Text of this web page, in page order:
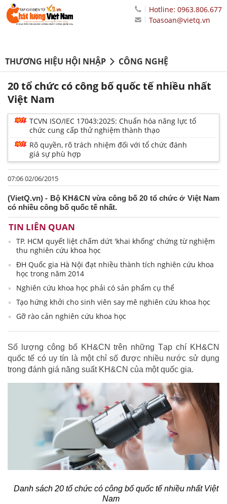
Hotline: 0963.806.677
Toasoan@vietq.vn
THƯƠNG HIỆU HỘI NHẬP CÔNG NGHỆ
20 tổ chức có công bố quốc tế nhiều nhất
Việt Nam
TCVN ISO/IEC 17043:2025: Chuẩn hóa năng lực tổ
chức cung cấp thử nghiệm thành thạo
Rõ quyền, rõ trách nhiệm đối với tổ chức đánh
giá sự phù hợp
07:06 02/06/2015
(VietQ.vn) - Bộ KH&CN vừa công bố 20 tổ chức ở Việt Nam
có nhiều công bố quốc tế nhất.
TIN LIÊN QUAN
TP. HCM quyết liệt chấm dứt 'khai khống' chứng từ nghiệm
thu nghiên cứu khoa học
ĐH Quốc gia Hà Nội đạt nhiều thành tích nghiên cứu khoa
học trong năm 2014
Nghiên cứu khoa học phải có sản phẩm cụ thể
Tạo hứng khởi cho sinh viên say mê nghiên cứu khoa học
Gỡ rào cản nghiên cứu khoa học
Số lượng công bố KH&CN trên những Tạp chí KH&CN
quốc tế có uy tín là một chỉ số được nhiều nước sử dụng
trong đánh giá năng suất KH&CN của một quốc gia.
Danh sách 20 tổ chức có công bố quốc tế nhiều nhất Việt
Nam